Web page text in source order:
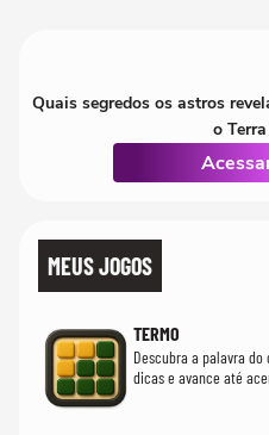
Quais segredos os astros
o
MEUS JOGOS
TERMO
Descubra a palavra
dicas e avance até